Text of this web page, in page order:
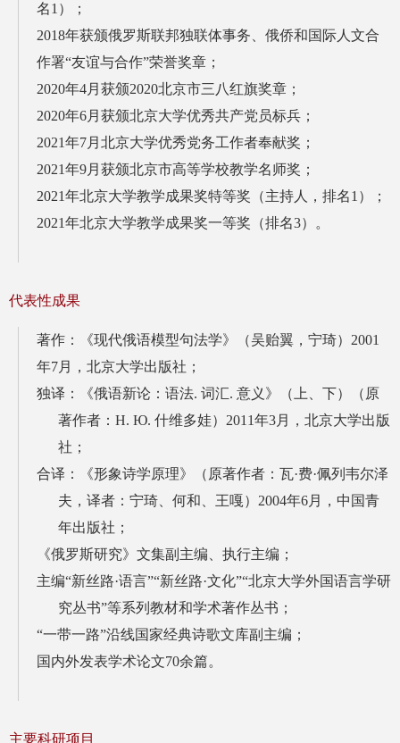
名1）；
2018年获颁俄罗斯联邦独联体事务、俄侨和国际人文合
作署“友谊与合作”荣誉奖章；
2020年4月获颁2020北京市三八红旗奖章；
2020年6月获颁北京大学优秀共产党员标兵；
2021年7月北京大学优秀党务工作者奉献奖；
2021年9月获颁北京市高等学校教学名师奖；
2021年北京大学教学成果奖特等奖（主持人，排名1）；
2021年北京大学教学成果奖一等奖（排名3）。
代表性成果
著作：《现代俄语模型句法学》（吴贻翼，宁琦）2001
年7月， 北京大学出版社；
独译：《俄语新论：语法. 词汇. 意义》（上、下）（原
著作者：Н. Ю. 什维多娃）2011年3月，北京大学出版
社；
合译：《形象诗学原理》（原著作者：瓦·费·佩列韦尔泽
夫，译者：宁琦、何和、王嘎）2004年6月，中国青
年出版社；
《俄罗斯研究》文集副主编、执行主编；
主编“新丝路·语言”“新丝路·文化”“北京大学外国语言学研
究丛书”等系列教材和学术著作丛书​；
“一带一路”沿线国家经典诗歌文库副主编；
国内外发表学术论文70余篇。
主要科研项目